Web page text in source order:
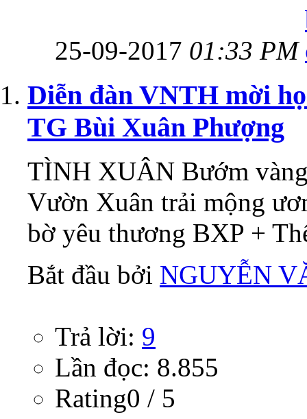
25-09-2017 01:33 PM
Diễn đàn VNTH mời
TG Bùi Xuân Phượng
TÌNH XUÂN Bướm
Vườn Xuân trải mộng
bờ yêu thương BXP +
Bắt đầu bởi NGUYỄN
Trả lời: 9
Lần đọc: 8.855
Rating0 / 5